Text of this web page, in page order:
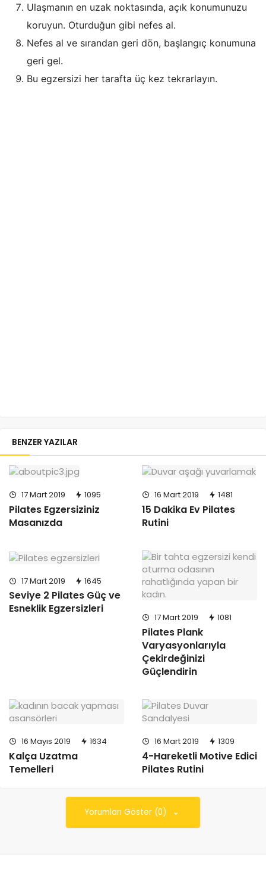
Ulaşmanın en uzak noktasında, açık konumunuzu
koruyun. Oturduğun gibi nefes al.
Nefes al ve sırandan geri dön, başlangıç konumuna
geri gel.
Bu egzersizi her tarafta üç kez tekrarlayın.
BENZER YAZILAR
17 Mart 2019 1095
Pilates Egzersiziniz
Masanızda
16 Mart 2019 1481
15 Dakika Ev Pilates
Rutini
17 Mart 2019 1645
Seviye 2 Pilates Güç ve
Esneklik Egzersizleri
17 Mart 2019 1081
Pilates Plank
Varyasyonlarıyla
Çekirdeğinizi
Güçlendirin
16 Mayıs 2019 1634
Kalça Uzatma
Temelleri
16 Mart 2019 1309
4-Hareketli Motive Edici
Pilates Rutini
Yorumları Göster (0)